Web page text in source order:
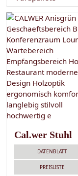
Cal.wer Stuhl
DATENBLATT
PREISLISTE